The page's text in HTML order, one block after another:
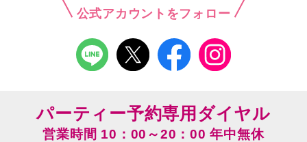
公式アカウントをフォロー
パーティー予約専用ダイヤル
営業時間 10：00～20：00 年中無休